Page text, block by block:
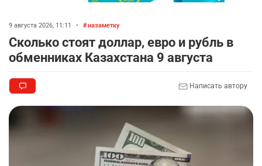
9
🪱 "Мы думаем, что правим миром, но это не
Жителя Костанайской области осудили за
установку Sim-Box
0 25
9 августа 2026, 11:11 • назаметку
Сколько стоят доллар, евро и рубль в
обменниках Казахстана 9 августа
Написать автору